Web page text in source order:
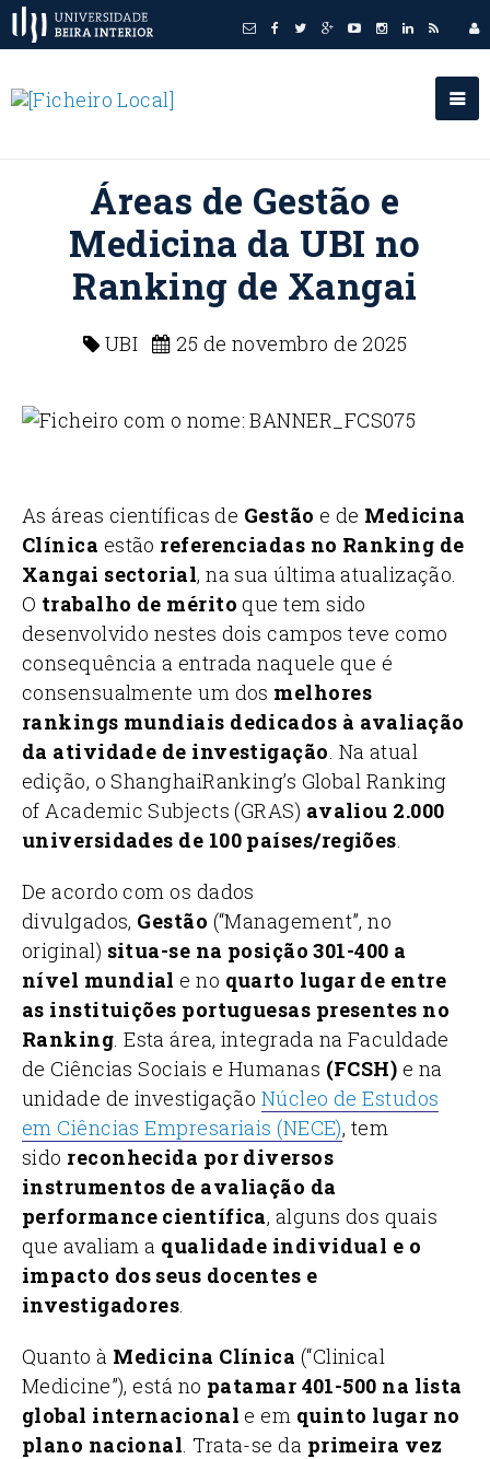
Áreas de Gestão e
Medicina da UBI no
Ranking de Xangai
UBI 25 de novembro de 2025
As áreas científicas de Gestão e de Medicina
Clínica estão referenciadas no Ranking de
Xangai sectorial, na sua última atualização.
O trabalho de mérito que tem sido
desenvolvido nestes dois campos teve como
consequência a entrada naquele que é
consensualmente um dos melhores
rankings mundiais dedicados à avaliação
da atividade de investigação . Na atual
edição, o ShanghaiRanking’s Global Ranking
of Academic Subjects (GRAS) avaliou 2.000
universidades de 100 países/regiões
De acordo com os dados
divulgados, Gestão (“Management”, no
original) situa-se na posição 301-400 a
nível mundial e no quarto lugar de entre
as instituições portuguesas presentes no
Ranking . Esta área, integrada na Faculdade
de Ciências Sociais e Humanas (FCSH) e na
unidade de investigação Núcleo de Estudos
em Ciências Empresariais (NECE), tem
sido reconhecida por diversos
instrumentos de avaliação da
performance científica, alguns dos quais
que avaliam a qualidade individual e o
impacto dos seus docentes e
investigadores
Quanto à Medicina Clínica (“Clinical
Medicine”), está no patamar 401-500 na lista
global internacional e em quinto lugar no
plano nacional . Trata-se da primeira vez